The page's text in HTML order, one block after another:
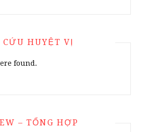
CỨU HUYỆT VỊ
found.
– TỔNG HỢP